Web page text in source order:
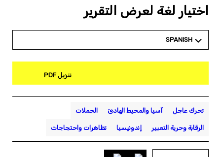
اختيار لغة لعرض التقرير
SPANISH
تنزيل PDF
تحرك عاجل آسيا والمحيط الهادئ الحملات
الرقابة وحرية التعبير إندونيسيا تظاهرات واحتجاجات